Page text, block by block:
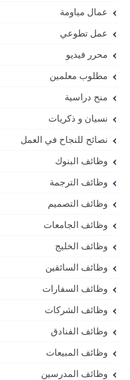
عمال مياومة
عمل تطوعي
محرر فيديو
مطلوب معلمين
منح دراسية
نسيان و ذكريات
نصائح للنجاح في العمل
وظائف البنوك
وظائف الترجمة
وظائف التصميم
وظائف الجامعات
وظائف الخليج
وظائف السائقين
وظائف السفارات
وظائف الشركات
وظائف الفنادق
وظائف المبيعات
وظائف المدرسين